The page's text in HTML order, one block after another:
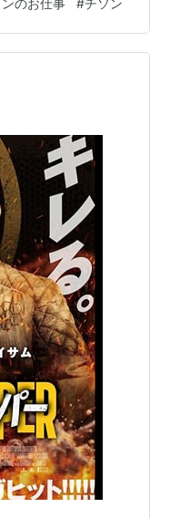
ンは、ヨンマンを
０億ウォンを持っ
。しかし、途中で家
止まった。１００
部長は激怒し殴り
のお仕事 #チソン